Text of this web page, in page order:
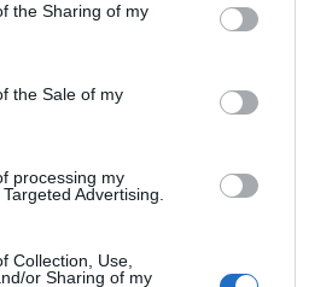
usage behaviour. You may click to
Google and its third-party tags to
specified purposes in below Google
the Sharing of my
the Sale of my
processing my
Advertising.
Collection, Use,
or Sharing of my
de cerises au thym